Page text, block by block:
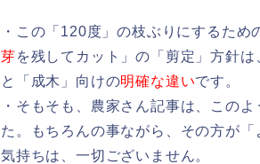
・この「120度」の枝ぶりにするた
芽を残してカット」の「剪定」方針は
と「成木」向けの明確な違いです。
・そもそも、農家さん記事は、この
た。もちろんの事ながら、その方が
気持ちは、一切ございません。